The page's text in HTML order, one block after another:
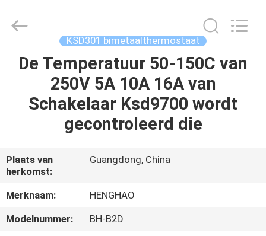
THUIS
PRODUCTEN
SHOW
OVER
ONS
Reserved.
KSD301 bimetaalthermostaat
De Temperatuur 50-150C van
250V 5A 10A 16A van
Schakelaar Ksd9700 wordt
gecontroleerd die
Plaats van
herkomst:
Guangdong, China
Merknaam:
HENGHAO
Modelnummer:
BH-B2D